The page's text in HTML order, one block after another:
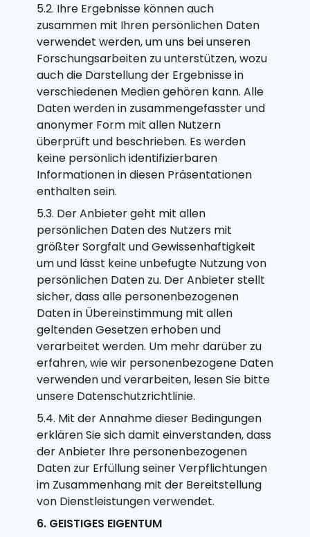
5.2. Ihre Ergebnisse können auch
zusammen mit Ihren persönlichen Daten
verwendet werden, um uns bei unseren
Forschungsarbeiten zu unterstützen, wozu
auch die Darstellung der Ergebnisse in
verschiedenen Medien gehören kann. Alle
Daten werden in zusammengefasster und
anonymer Form mit allen Nutzern
überprüft und beschrieben. Es werden
keine persönlich identifizierbaren
Informationen in diesen Präsentationen
enthalten sein.
5.3. Der Anbieter geht mit allen
persönlichen Daten des Nutzers mit
größter Sorgfalt und Gewissenhaftigkeit
um und lässt keine unbefugte Nutzung von
persönlichen Daten zu. Der Anbieter stellt
sicher, dass alle personenbezogenen
Daten in Übereinstimmung mit allen
geltenden Gesetzen erhoben und
verarbeitet werden. Um mehr darüber zu
erfahren, wie wir personenbezogene Daten
verwenden und verarbeiten, lesen Sie bitte
unsere Datenschutzrichtlinie.
5.4. Mit der Annahme dieser Bedingungen
erklären Sie sich damit einverstanden, dass
der Anbieter Ihre personenbezogenen
Daten zur Erfüllung seiner Verpflichtungen
im Zusammenhang mit der Bereitstellung
von Dienstleistungen verwendet.
6. GEISTIGES EIGENTUM